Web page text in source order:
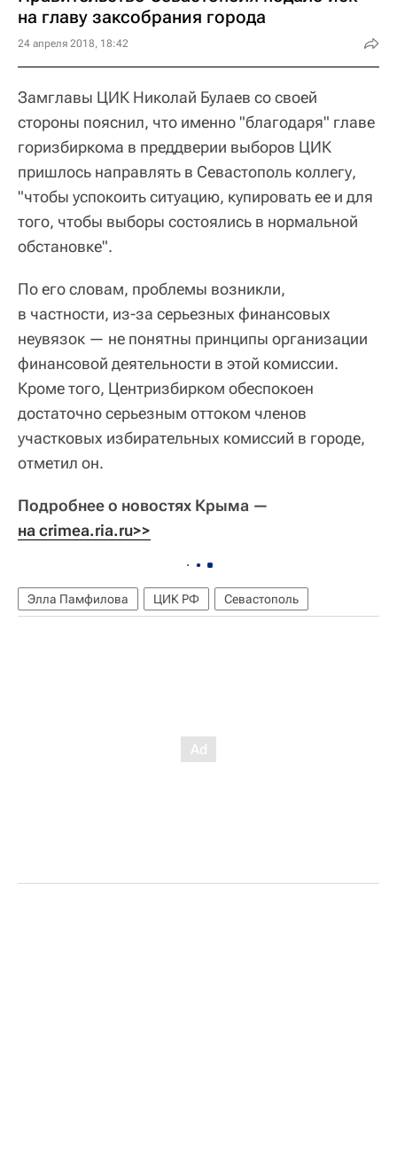
на главу заксобрания города
24 апреля 2018, 18:42
Замглавы ЦИК Николай Булаев со своей
стороны пояснил, что именно "благодаря" главе
горизбиркома в преддверии выборов ЦИК
пришлось направлять в Севастополь коллегу,
"чтобы успокоить ситуацию, купировать ее и для
того, чтобы выборы состоялись в нормальной
обстановке".
По его словам, проблемы возникли,
в частности, из-за серьезных финансовых
неувязок — не понятны принципы организации
финансовой деятельности в этой комиссии.
Кроме того, Центризбирком обеспокоен
достаточно серьезным оттоком членов
участковых избирательных комиссий в городе,
отметил он.
Подробнее о новостях Крыма —
на crimea.ria.ru>>
Элла Памфилова ЦИК РФ Севастополь